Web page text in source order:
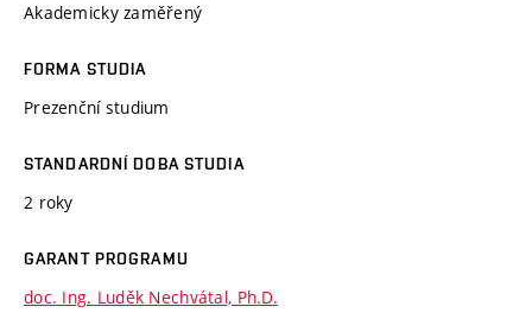
Akademicky zaměřený
FORMA STUDIA
Prezenční studium
STANDARDNÍ DOBA STUDIA
2 roky
GARANT PROGRAMU
doc. Ing. Luděk Nechvátal, Ph.D.